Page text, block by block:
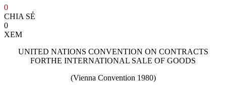
0
CHIA SẺ
0
XEM
UNITED NATIONS CONVENTION ON CONTRACTS
FORTHE INTERNATIONAL SALE OF GOODS
(Vienna Convention 1980)